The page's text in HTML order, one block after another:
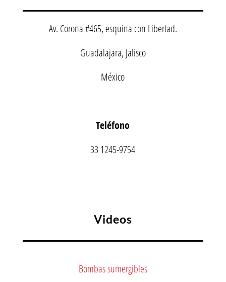
Av. Corona #465, esquina con Libertad.
Guadalajara, Jalisco
México
Teléfono
33 1245-9754
Videos
Bombas sumergibles